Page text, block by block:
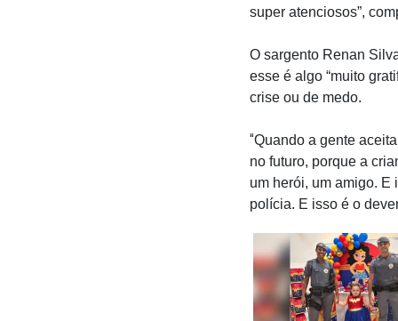
super atenciosos”,
O sargento Renan
esse é algo “muito
crise ou de medo.
“Quando a gente
no futuro, porque a
um herói, um amigo. E
polícia. E isso é o